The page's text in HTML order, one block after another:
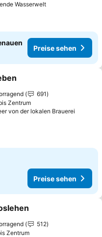
WasserweltPreise sehen
Preise sehen
hinzufügen
691
Zentrum
von der lokalen Brauerei
Preise sehen
hinzufügen
512
Zentrum